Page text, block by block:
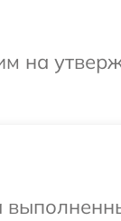
на